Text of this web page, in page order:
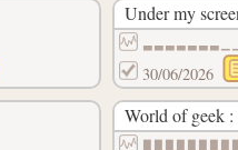
Under my
30/06/2026
World of geek :